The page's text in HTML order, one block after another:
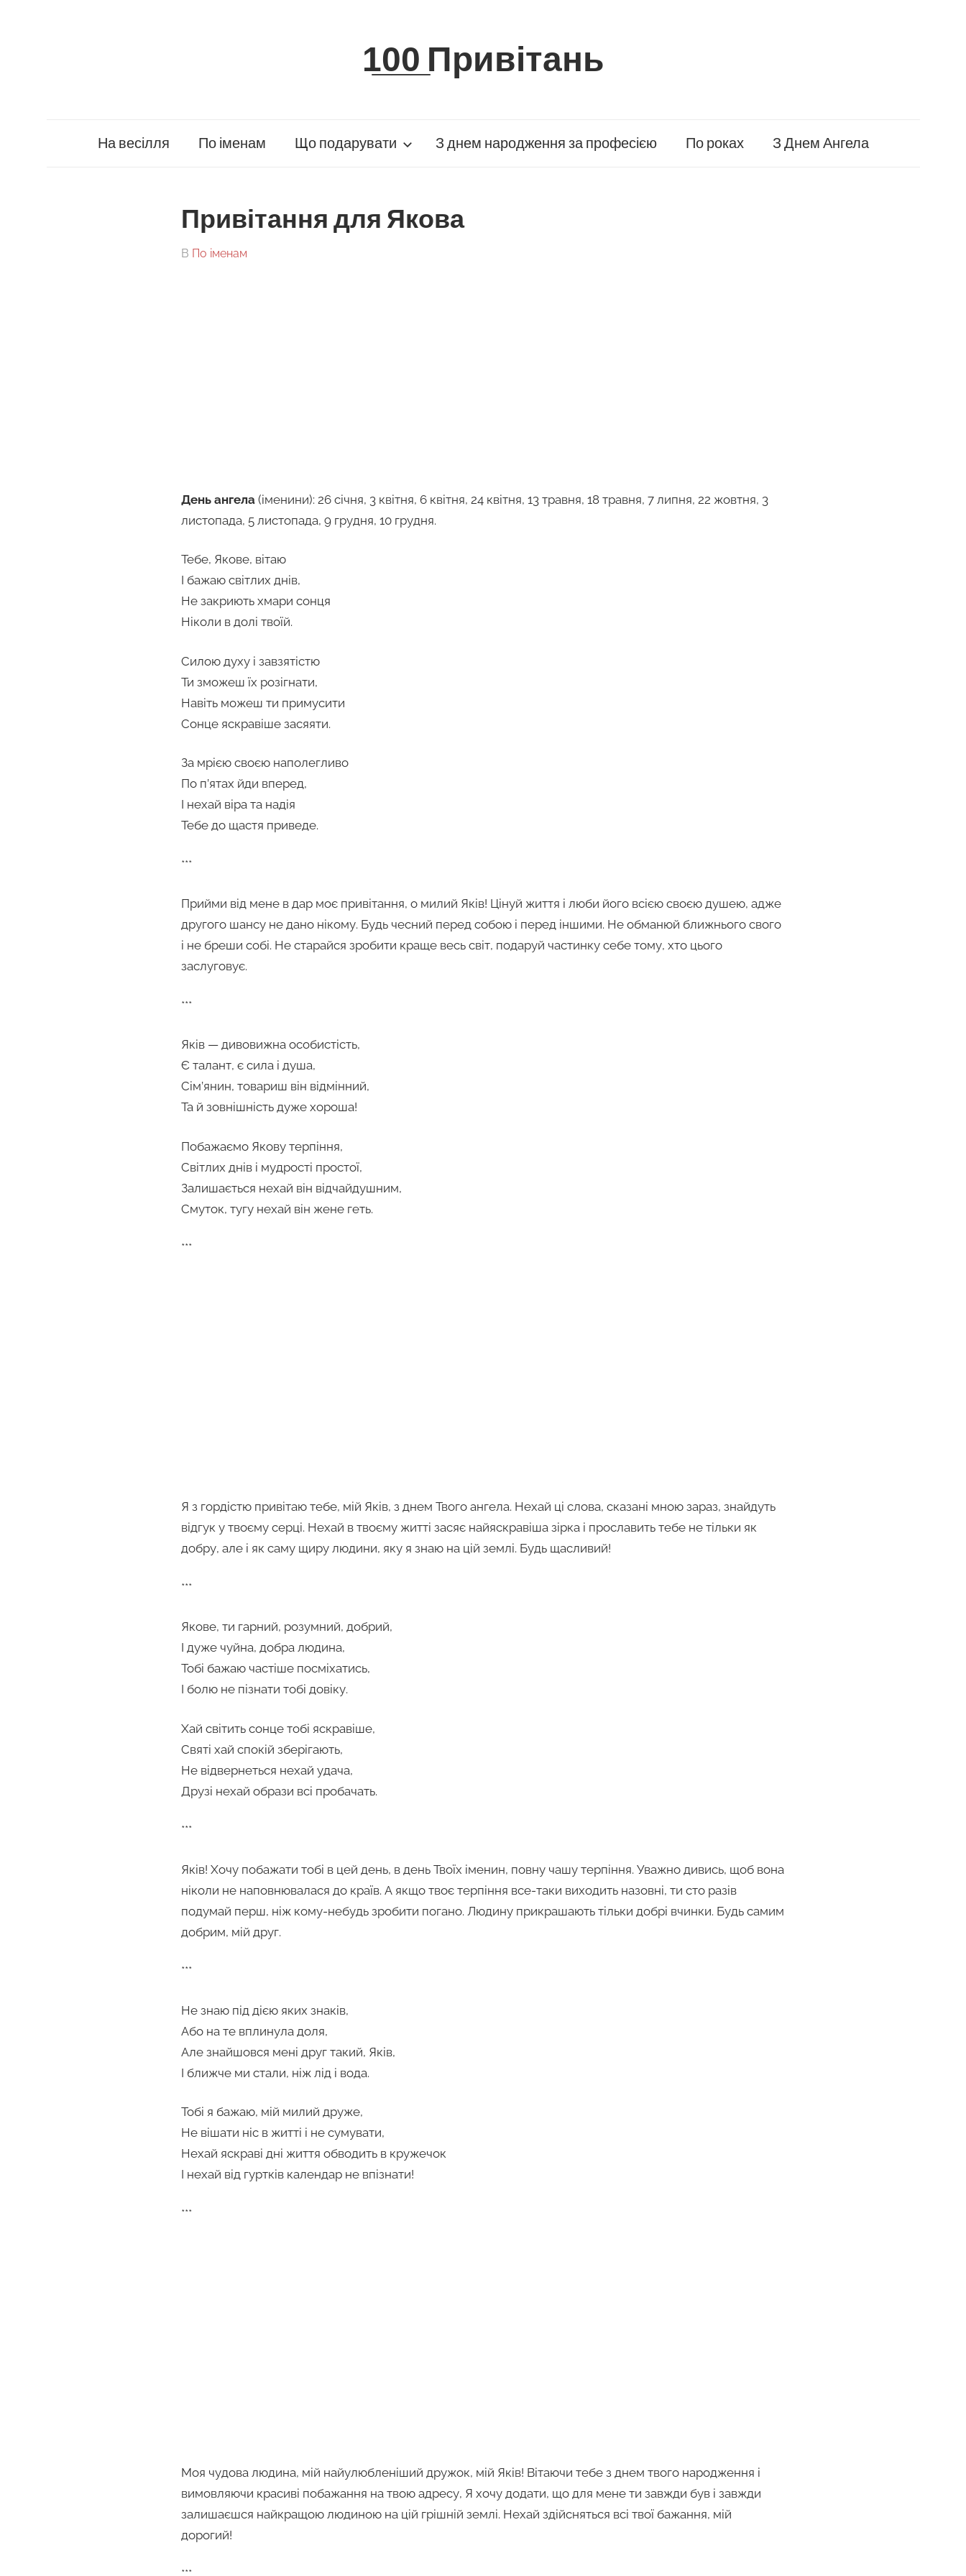
1̲0̲0̲ Привітань
На весілля По іменам Що подарувати З днем народження за професією По роках З Днем Ангела
Привітання для Якова
On
By
В По іменам
День ангела (іменини): 26 січня, 3 квітня, 6 квітня, 24 квітня, 13 травня, 18 травня, 7 липня, 22 жовтня, 3
листопада, 5 листопада, 9 грудня, 10 грудня.
Тебе, Якове, вітаю
І бажаю світлих днів,
Не закриють хмари сонця
Ніколи в долі твоїй.
Силою духу і завзятістю
Ти зможеш їх розігнати,
Навіть можеш ти примусити
Сонце яскравіше засяяти.
За мрією своєю наполегливо
По п’ятах йди вперед,
І нехай віра та надія
Тебе до щастя приведе.
***
Прийми від мене в дар моє привітання, о милий Яків! Цінуй життя і люби його всією своєю душею, адже
другого шансу не дано нікому. Будь чесний перед собою і перед іншими. Не обманюй ближнього свого
і не бреши собі. Не старайся зробити краще весь світ, подаруй частинку себе тому, хто цього
заслуговує.
***
Яків — дивовижна особистість,
Є талант, є сила і душа,
Сім’янин, товариш він відмінний,
Та й зовнішність дуже хороша!
Побажаємо Якову терпіння,
Світлих днів і мудрості простої,
Залишається нехай він відчайдушним,
Смуток, тугу нехай він жене геть.
***
Я з гордістю привітаю тебе, мій Яків, з днем Твого ангела. Нехай ці слова, сказані мною зараз, знайдуть
відгук у твоєму серці. Нехай в твоєму житті засяє найяскравіша зірка і прославить тебе не тільки як
добру, але і як саму щиру людини, яку я знаю на цій землі. Будь щасливий!
***
Якове, ти гарний, розумний, добрий,
І дуже чуйна, добра людина,
Тобі бажаю частіше посміхатись,
І болю не пізнати тобі довіку.
Хай світить сонце тобі яскравіше,
Святі хай спокій зберігають,
Не відвернеться нехай удача,
Друзі нехай образи всі пробачать.
***
Яків! Хочу побажати тобі в цей день, в день Твоїх іменин, повну чашу терпіння. Уважно дивись, щоб вона
ніколи не наповнювалася до країв. А якщо твоє терпіння все-таки виходить назовні, ти сто разів
подумай перш, ніж кому-небудь зробити погано. Людину прикрашають тільки добрі вчинки. Будь самим
добрим, мій друг.
***
Не знаю під дією яких знаків,
Або на те вплинула доля,
Але знайшовся мені друг такий, Яків,
І ближче ми стали, ніж лід і вода.
Тобі я бажаю, мій милий друже,
Не вішати ніс в житті і не сумувати,
Нехай яскраві дні життя обводить в кружечок
І нехай від гуртків календар не впізнати!
***
Моя чудова людина, мій найулюбленіший дружок, мій Яків! Вітаючи тебе з днем твого народження і
вимовляючи красиві побажання на твою адресу, Я хочу додати, що для мене ти завжди був і завжди
залишаєшся найкращою людиною на цій грішній землі. Нехай здійсняться всі твої бажання, мій
дорогий!